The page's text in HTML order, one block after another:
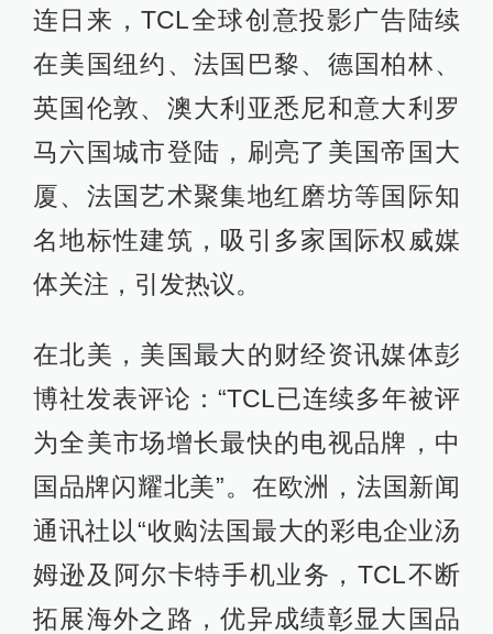
连日来，TCL全球创意投影广告陆续
在美国纽约、法国巴黎、德国柏林、
英国伦敦、澳大利亚悉尼和意大利罗
马六国城市登陆，刷亮了美国帝国大
厦、法国艺术聚集地红磨坊等国际知
名地标性建筑，吸引多家国际权威媒
体关注，引发热议。
在北美，美国最大的财经资讯媒体彭
博社发表评论：“TCL已连续多年被评
为全美市场增长最快的电视品牌，中
国品牌闪耀北美”。在欧洲，法国新闻
通讯社以“收购法国最大的彩电企业汤
姆逊及阿尔卡特手机业务，TCL不断
拓展海外之路，优异成绩彰显大国品